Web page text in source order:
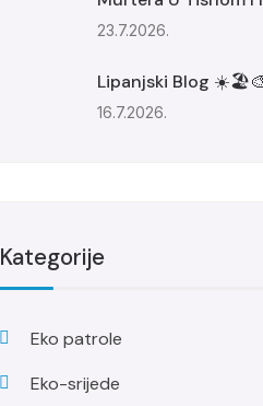
23.7.2026.
Lipanjski Blog
16.7.2026.
Kategorije
Eko patrole
Eko-srijede